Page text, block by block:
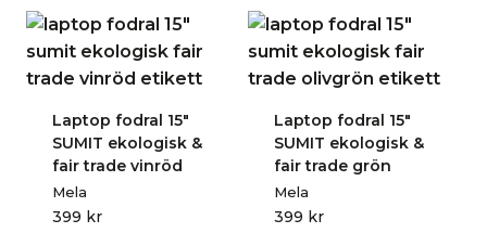
Laptop fodral 15″
SUMIT ekologisk &
fair trade vinröd
Mela
399 kr
Laptop fodral 15″
SUMIT ekologisk &
fair trade grön
Mela
399 kr